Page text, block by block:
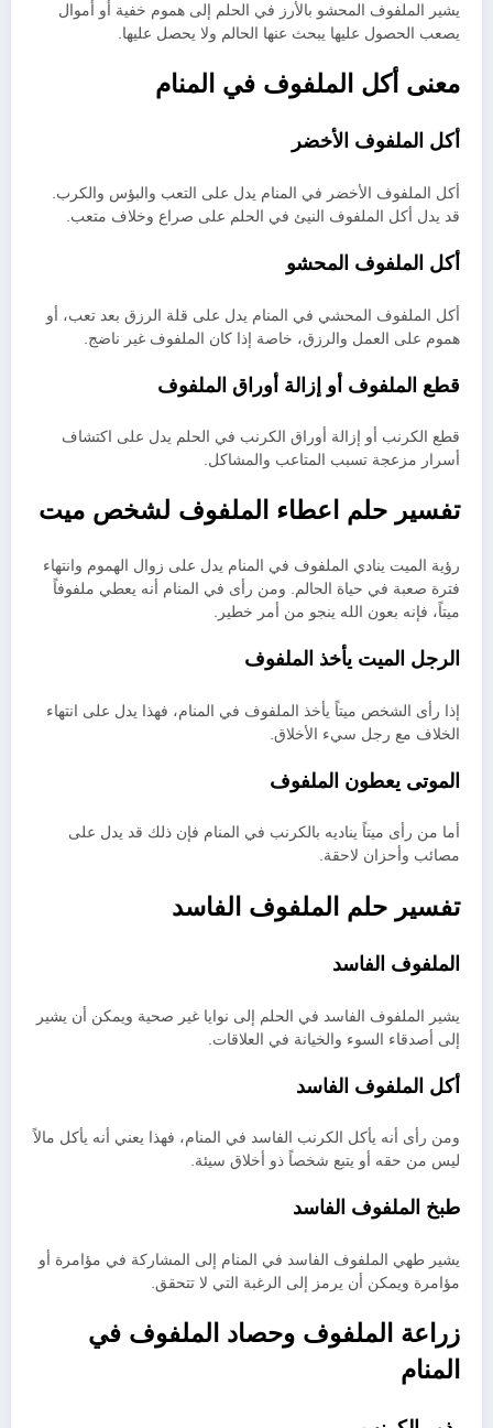
يشير الملفوف المحشو بالأرز في الحلم إلى هموم خفية أو أموال
يصعب الحصول عليها يبحث عنها الحالم ولا يحصل عليها.
معنى أكل الملفوف في المنام
أكل الملفوف الأخضر
أكل الملفوف الأخضر في المنام يدل على التعب والبؤس والكرب.
قد يدل أكل الملفوف النيئ في الحلم على صراع وخلاف متعب.
أكل الملفوف المحشو
أكل الملفوف المحشي في المنام يدل على قلة الرزق بعد تعب، أو
هموم على العمل والرزق، خاصة إذا كان الملفوف غير ناضج.
قطع الملفوف أو إزالة أوراق الملفوف
قطع الكرنب أو إزالة أوراق الكرنب في الحلم يدل على اكتشاف
أسرار مزعجة تسبب المتاعب والمشاكل.
تفسير حلم اعطاء الملفوف لشخص ميت
رؤية الميت ينادي الملفوف في المنام يدل على زوال الهموم وانتهاء
فترة صعبة في حياة الحالم. ومن رأى في المنام أنه يعطي ملفوفاً
ميتاً، فإنه بعون الله ينجو من أمر خطير.
الرجل الميت يأخذ الملفوف
إذا رأى الشخص ميتاً يأخذ الملفوف في المنام، فهذا يدل على انتهاء
الخلاف مع رجل سيء الأخلاق.
الموتى يعطون الملفوف
أما من رأى ميتاً يناديه بالكرنب في المنام فإن ذلك قد يدل على
مصائب وأحزان لاحقة.
تفسير حلم الملفوف الفاسد
الملفوف الفاسد
يشير الملفوف الفاسد في الحلم إلى نوايا غير صحية ويمكن أن يشير
إلى أصدقاء السوء والخيانة في العلاقات.
أكل الملفوف الفاسد
ومن رأى أنه يأكل الكرنب الفاسد في المنام، فهذا يعني أنه يأكل مالاً
ليس من حقه أو يتبع شخصاً ذو أخلاق سيئة.
طبخ الملفوف الفاسد
يشير طهي الملفوف الفاسد في المنام إلى المشاركة في مؤامرة أو
مؤامرة ويمكن أن يرمز إلى الرغبة التي لا تتحقق.
زراعة الملفوف وحصاد الملفوف في
المنام